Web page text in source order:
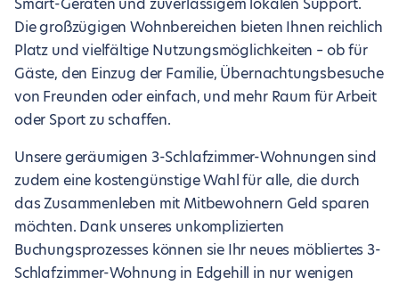
Die großzügigen Wohnbereichen bieten Ihnen reichlich
Platz und vielfältige Nutzungsmöglichkeiten – ob für
Gäste, den Einzug der Familie, Übernachtungsbesuche
von Freunden oder einfach, und mehr Raum für Arbeit
oder Sport zu schaffen.
Unsere geräumigen 3-Schlafzimmer-Wohnungen sind
zudem eine kostengünstige Wahl für alle, die durch
das Zusammenleben mit Mitbewohnern Geld sparen
möchten. Dank unseres unkomplizierten
Buchungsprozesses können sie Ihr neues möbliertes 3-
Schlafzimmer-Wohnung in Edgehill in nur wenigen